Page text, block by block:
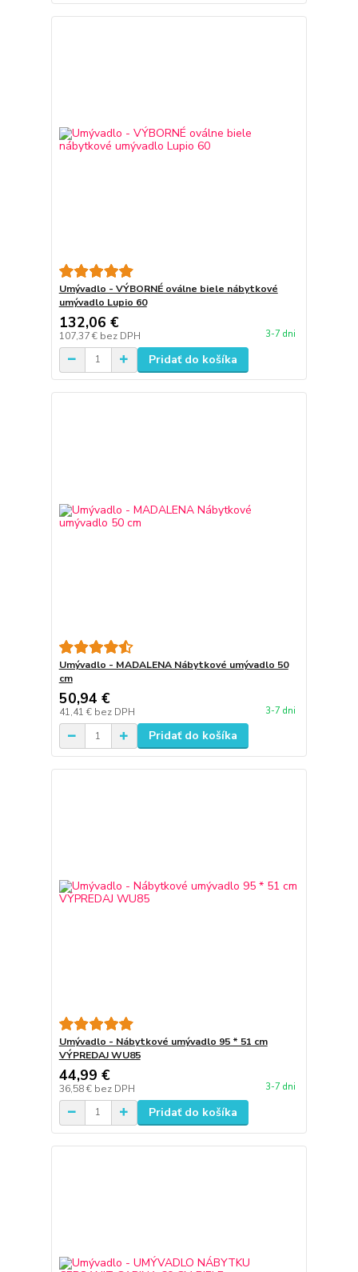
Umývadlo - VÝBORNÉ oválne biele nábytkové
umývadlo Lupio 60
132,06 €
107,37 € bez DPH 3-7 dni
Pridať do košíka
Umývadlo - MADALENA Nábytkové umývadlo 50
cm
50,94 €
41,41 € bez DPH 3-7 dni
Pridať do košíka
Umývadlo - Nábytkové umývadlo 95 * 51 cm
VÝPREDAJ WU85
44,99 €
36,58 € bez DPH 3-7 dni
Pridať do košíka